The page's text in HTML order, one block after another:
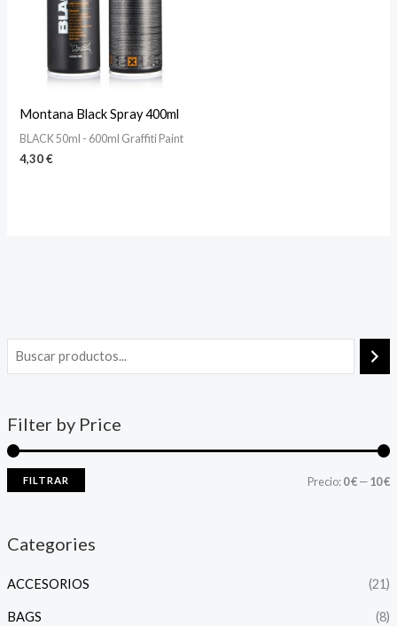
Filter by Price
FILTRAR Precio:0 €—10 €
Categories
ACCESORIOS (21)
BAGS (8)
Montana Black Spray 400ml
BLACK 50ml - 600ml Graffiti Paint
4,30€